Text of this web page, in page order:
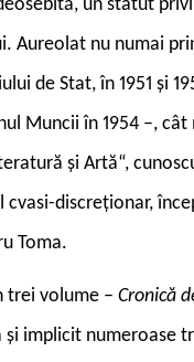
un statut
Aureolat nu numai
de Stat, în 1951 și
Muncii în 1954 –,
și Artă“,
discreționar,
Toma.
trei volume – Cronică
implicit numeroase